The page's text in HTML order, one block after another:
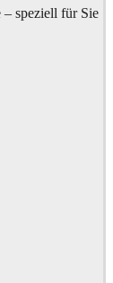
– speziell für Sie